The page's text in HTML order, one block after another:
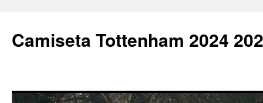
Camiseta Tottenham 2024